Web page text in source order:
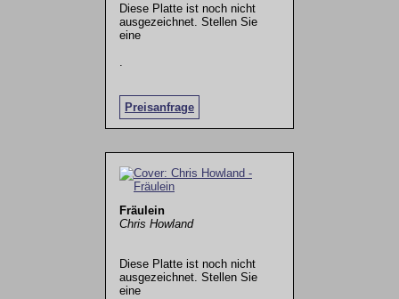
Diese Platte ist noch nicht
ausgezeichnet. Stellen Sie
eine
Preisanfrage
Fräulein
Chris Howland
Diese Platte ist noch nicht
ausgezeichnet. Stellen Sie
eine